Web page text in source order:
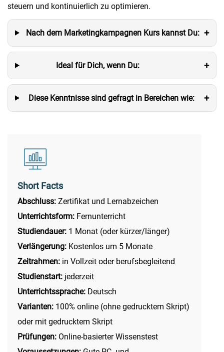
steuern und kontinuierlich zu optimieren.
Nach dem Marketingkampagnen Kurs kannst Du: +
Ideal für Dich, wenn Du: +
Diese Kenntnisse sind gefragt in Bereichen wie: +
Short Facts
Abschluss: Zertifikat und Lernabzeichen
Unterrichtsform: Fernunterricht
Studiendauer: 1 Monat (oder kürzer/länger)
Verlängerung: Kostenlos um 5 Monate
Zeitrahmen: in Vollzeit oder berufsbegleitend
Studienstart: jederzeit
Unterrichtssprache: Deutsch
Varianten: 100% online (ohne gedrucktem Skript)
oder mit gedrucktem Skript
Prüfungen: Online-basierter Wissenstest